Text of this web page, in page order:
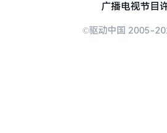
©驱动中国 2005-
广播电视节目